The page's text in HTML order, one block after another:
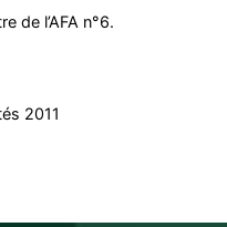
de l’AFA n°6.
2011